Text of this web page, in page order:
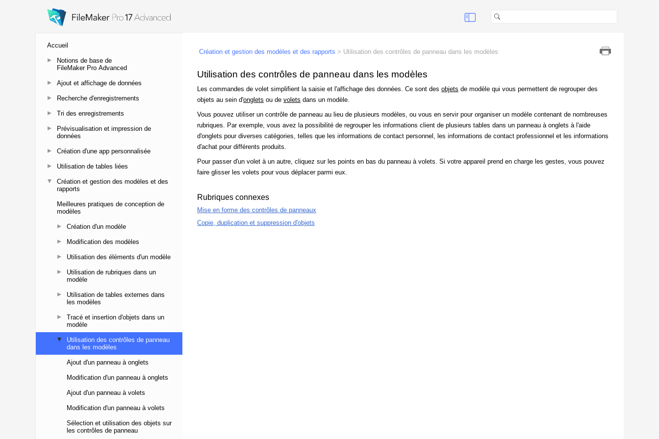
Accueil
Notions de base de
FileMaker Pro Advanced
Ajout et affichage de données
Recherche d'enregistrements
Tri des enregistrements
Prévisualisation et impression de
données
Création d'une app personnalisée
Utilisation de tables liées
Création et gestion des modèles et des
rapports
Meilleures pratiques de conception de
modèles
Création d'un modèle
Modification des modèles
Utilisation des éléments d'un modèle
Utilisation de rubriques dans un
modèle
Utilisation de tables externes dans
les modèles
Tracé et insertion d'objets dans un
modèle
Utilisation des contrôles de panneau
dans les modèles
Ajout d'un panneau à onglets
Modification d'un panneau à onglets
Ajout d'un panneau à volets
Modification d'un panneau à volets
Sélection et utilisation des objets sur
les contrôles de panneau